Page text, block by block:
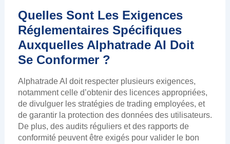
Quelles Sont Les Exigences
Réglementaires Spécifiques
Auxquelles Alphatrade AI Doit
Se Conformer ?
Alphatrade AI doit respecter plusieurs exigences,
notamment celle d’obtenir des licences appropriées,
de divulguer les stratégies de trading employées, et
de garantir la protection des données des utilisateurs.
De plus, des audits réguliers et des rapports de
conformité peuvent être exigés pour valider le bon